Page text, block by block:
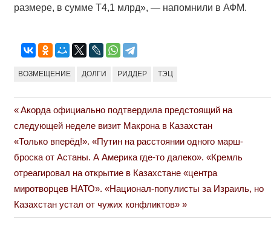
размере, в сумме Т4,1 млрд», — напомнили в АФМ.
ВОЗМЕЩЕНИЕ ДОЛГИ РИДДЕР ТЭЦ
Навигация
по
записям
Previous
Post:
Акорда официально подтвердила предстоящий на
следующей неделе визит Макрона в Казахстан
Next
Post:
«Только вперёд!». «Путин на расстоянии одного марш-
броска от Астаны. А Америка где-то далеко». «Кремль
отреагировал на открытие в Казахстане «центра
миротворцев НАТО». «Национал-популисты за Израиль, но
Казахстан устал от чужих конфликтов»